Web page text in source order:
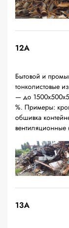
12A
Бытовой и
тонколистовые
— до
%. Примеры:
обшивка
вентиляционные
13А